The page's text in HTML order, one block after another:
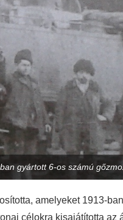
gyártott 6-os számú
amelyeket 1913-
célokra kisajátította